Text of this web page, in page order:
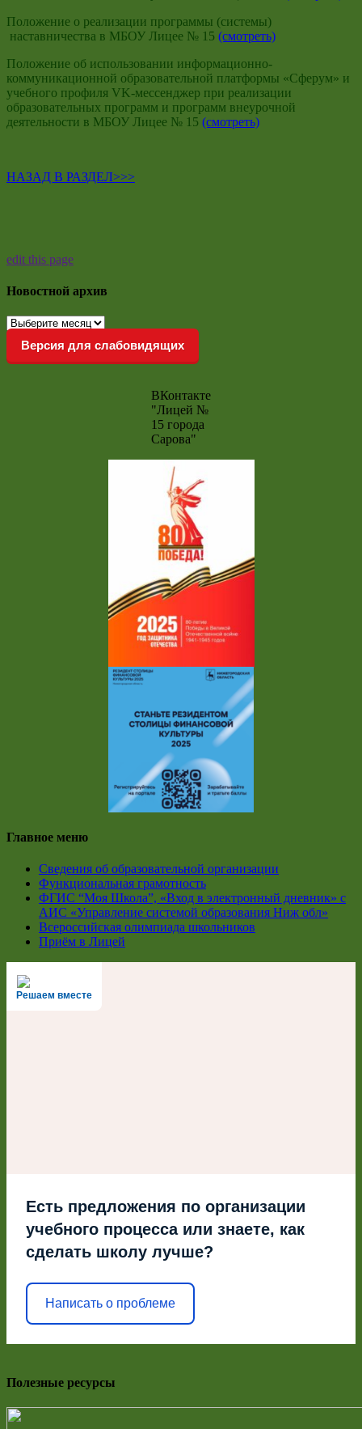
Положение о реализации программы (системы)
наставничества в МБОУ Лицее № 15 (смотреть)
Положение об использовании информационно-
коммуникационной образовательной платформы «Сферум» и
учебного профиля VK-мессенджер при реализации
образовательных программ и программ внеурочной
деятельности в МБОУ Лицее № 15 (смотреть)
НАЗАД В РАЗДЕЛ>>>
edit this page
Новостной архив
Новостной
архив
Версия для слабовидящих
ВКонтакте
"Лицей №
15 города
Сарова"
Главное меню
Сведения об образовательной организации
Функциональная грамотность
ФГИС “Моя Школа”, «Вход в электронный дневник» с
АИС «Управление системой образования Ниж обл»
Всероссийская олимпиада школьников
Приём в Лицей
Решаем вместе
Есть предложения по организации
учебного процесса или знаете, как
сделать школу лучше?
Написать о проблеме
Полезные ресурсы